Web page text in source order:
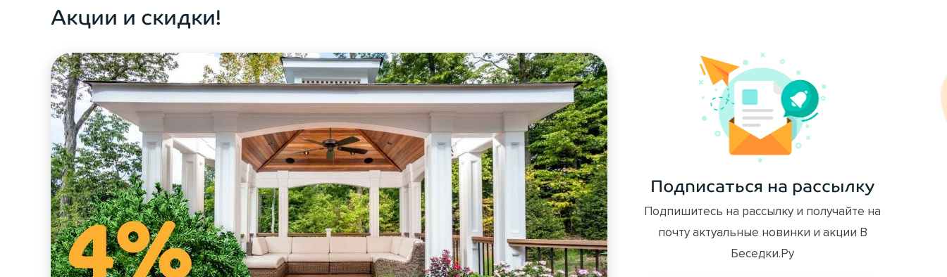
Акции и скидки!
Подписаться на рассылку
Подпишитесь на рассылку и получайте на
почту актуальные новинки и акции В
Беседки.Ру